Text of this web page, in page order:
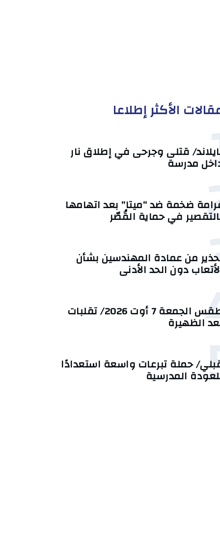
الأكثر إطلاعا
قتلى وجرحى في إطلاق نار
مدرسة
ضخمة ضد “ميتا” بعد اتهامها
في حماية القُصّر
من عمادة المهندسين بشأن
دون الحد الأدنى
طقس الجمعة 7 أوت 2026/ تقلبات
الظهيرة
حملة تبرعات واسعة استعدادًا
المدرسية